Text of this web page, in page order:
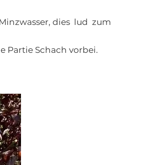
dies lud zum
Partie Schach vorbei.